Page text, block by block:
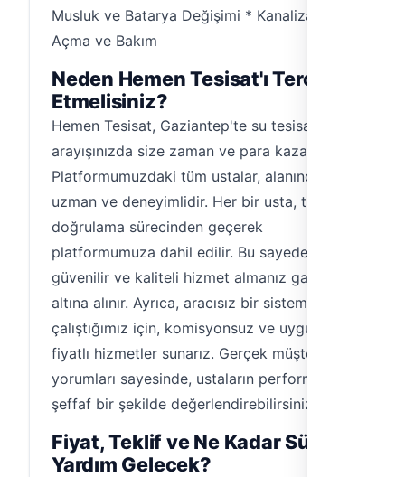
Musluk ve Batarya Değişimi * Kanalizasyon
Açma ve Bakım
Neden Hemen Tesisat'ı Tercih
Etmelisiniz?
Hemen Tesisat, Gaziantep'te su tesisatçısı
arayışınızda size zaman ve para kazandırır.
Platformumuzdaki tüm ustalar, alanında
uzman ve deneyimlidir. Her bir usta, titiz bir
doğrulama sürecinden geçerek
platformumuza dahil edilir. Bu sayede,
güvenilir ve kaliteli hizmet almanız garanti
altına alınır. Ayrıca, aracısız bir sistemle
çalıştığımız için, komisyonsuz ve uygun
fiyatlı hizmetler sunarız. Gerçek müşteri
yorumları sayesinde, ustaların performansını
şeffaf bir şekilde değerlendirebilirsiniz.
Fiyat, Teklif ve Ne Kadar Sürede
Yardım Gelecek?